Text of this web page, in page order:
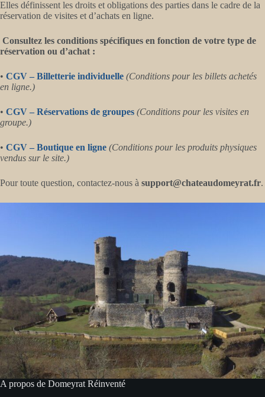
Elles définissent les droits et obligations des parties dans le cadre de la
réservation de visites et d’achats en ligne.
Consultez les conditions spécifiques en fonction de votre type de
réservation ou d’achat :
• CGV – Billetterie individuelle (Conditions pour les billets achetés
en ligne.)
• CGV – Réservations de groupes (Conditions pour les visites en
groupe.)
• CGV – Boutique en ligne (Conditions pour les produits physiques
vendus sur le site.)
Pour toute question, contactez-nous à support@chateaudomeyrat.fr.
A propos de Domeyrat Réinventé